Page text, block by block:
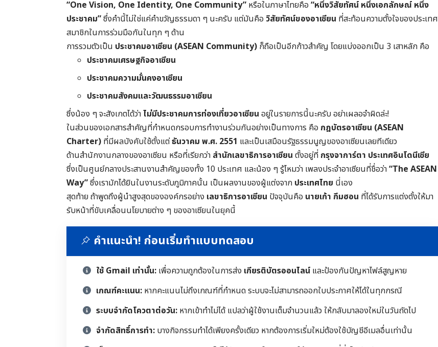
“One Vision, One Identity, One Community” หรือในภาษาไทยคือ “หนึ่งวิสัยทัศน์ หนึ่งเอกลักษณ์ หนึ่ง
ประชาคม”ซึ่งคำนี้ไม่ใช่แค่คำขวัญธรรมดา ๆ นะครับ แต่มันคือ วิสัยทัศน์ของอาเซียน ที่สะท้อนความตั้งใจของประเทศ
สมาชิกในการร่วมมือกันในทุก ๆ ด้าน
การรวมตัวเป็น ประชาคมอาเซียน (ASEAN Community) ก็ถือเป็นอีกก้าวสำคัญ โดยแบ่งออกเป็น 3 เสาหลัก คือ
ประชาคมเศรษฐกิจอาเซียน
ประชาคมความมั่นคงอาเซียน
ประชาคมสังคมและวัฒนธรรมอาเซียน
ซึ่งน้อง ๆ จะสังเกตได้ว่าไม่มีประชาคมการท่องเที่ยวอาเซียน อยู่ในรายการนี้นะครับ อย่าเผลอจำผิดล่ะ!
ในส่วนของเอกสารสำคัญที่กำหนดกรอบการทำงานร่วมกันอย่างเป็นทางการ คือ กฎบัตรอาเซียน (ASEAN
Charter) ที่มีผลบังคับใช้ตั้งแต่ธันวาคม พ.ศ. 2551 และเป็นเสมือนรัฐธรรมนูญของอาเซียนเลยทีเดียว
ด้านสำนักงานกลางของอาเซียน หรือที่เรียกว่า สำนักเลขาธิการอาเซียน ตั้งอยู่ที่ กรุงจาการ์ตา ประเทศอินโดนีเซีย
ซึ่งเป็นศูนย์กลางประสานงานสำคัญของทั้ง 10 ประเทศ และน้อง ๆ รู้ไหมว่า เพลงประจำอาเซียนที่ชื่อว่า“The ASEAN
Way”ซึ่งเรามักได้ยินในงานระดับภูมิภาคนั้น เป็นผลงานของผู้แต่งจาก ประเทศไทย นี่เอง
สุดท้าย ถ้าพูดถึงผู้นำสูงสุดขององค์กรอย่าง เลขาธิการอาเซียน ปัจจุบันคือ นายเก้า กึมฮอน ที่ได้รับการแต่งตั้งให้มา
รับหน้าที่ขับเคลื่อนนโยบายต่าง ๆ ของอาเซียนในยุคนี้
คำแนะนำ! ก่อนเริ่มทำแบบทดสอบ
ใช้ Gmail เท่านั้น: เพื่อความถูกต้องในการส่ง เกียรติบัตรออนไลน์ และป้องกันปัญหาไฟล์สูญหาย
เกณฑ์คะแนน: หากคะแนนไม่ถึงเกณฑ์ที่กำหนด ระบบจะไม่สามารถออกใบประกาศให้ได้ในทุกกรณี
ระบบจำกัดโควตาต่อวัน: หากเข้าทำไม่ได้ แปลว่าผู้ใช้งานเต็มจำนวนแล้ว ให้กลับมาลองใหม่ในวันถัดไป
จำกัดสิทธิ์การทำ: บางกิจกรรมทำได้เพียงครั้งเดียว หากต้องการเริ่มใหม่ต้องใช้บัญชีอีเมลอื่นเท่านั้น